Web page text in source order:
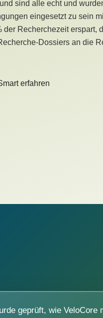
sind alle echt und
eingesetzt zu sein
der Recherchezeit erspart,
Dossiers an die
erfahren
geprüft, wie VeloCore